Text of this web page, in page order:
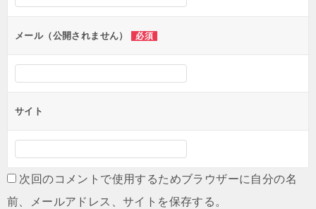
ンメール（公開されません） 必須
サイト
次回のコメントで使用するためブラウザーに自分の名
前、メールアドレス、サイトを保存する。